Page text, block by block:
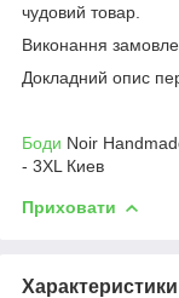
чудовий товар.
Виконання
Докладний опис
Боди Noir
- 3XL Киев
Приховати
Характеристики